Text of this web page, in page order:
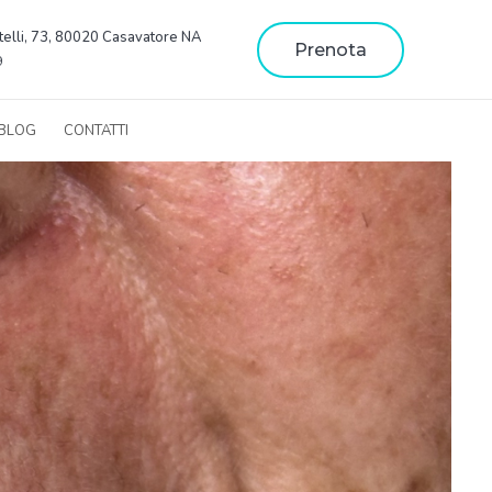
73, 80020 Casavatore NA
Prenota
CONTATTI